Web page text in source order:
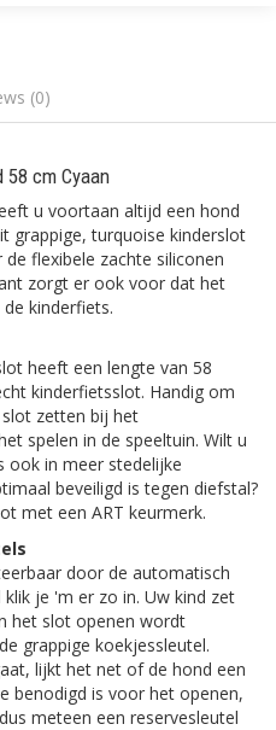
(0)
58 cm Cyaan
u voortaan altijd een hond
grappige, turquoise kinderslot
flexibele zachte siliconen
zorgt er ook voor dat het
kinderfiets.
heeft een lengte van 58
kinderfietsslot. Handig om
zetten bij het
spelen in de speeltuin. Wilt u
ook in meer stedelijke
beveiligd is tegen diefstal?
met een ART keurmerk.
door de automatisch
je 'm er zo in. Uw kind zet
het slot openen wordt
grappige koekjessleutel.
lijkt het net of de hond een
benodigd is voor het openen,
meteen een reservesleutel